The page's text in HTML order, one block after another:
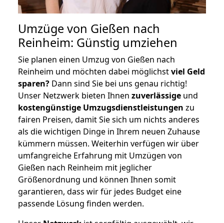
Umzüge von Gießen nach
Reinheim: Günstig umziehen
Sie planen einen Umzug von Gießen nach
Reinheim und möchten dabei möglichstviel Geld
sparen? Dann sind Sie bei uns genau richtig!
Unser Netzwerk bieten Ihnen zuverlässige und
kostengünstige Umzugsdienstleistungen zu
fairen Preisen, damit Sie sich um nichts anderes
als die wichtigen Dinge in Ihrem neuen Zuhause
kümmern müssen. Weiterhin verfügen wir über
umfangreiche Erfahrung mit Umzügen von
Gießen nach Reinheim mit jeglicher
Größenordnung und können Ihnen somit
garantieren, dass wir für jedes Budget eine
passende Lösung finden werden.